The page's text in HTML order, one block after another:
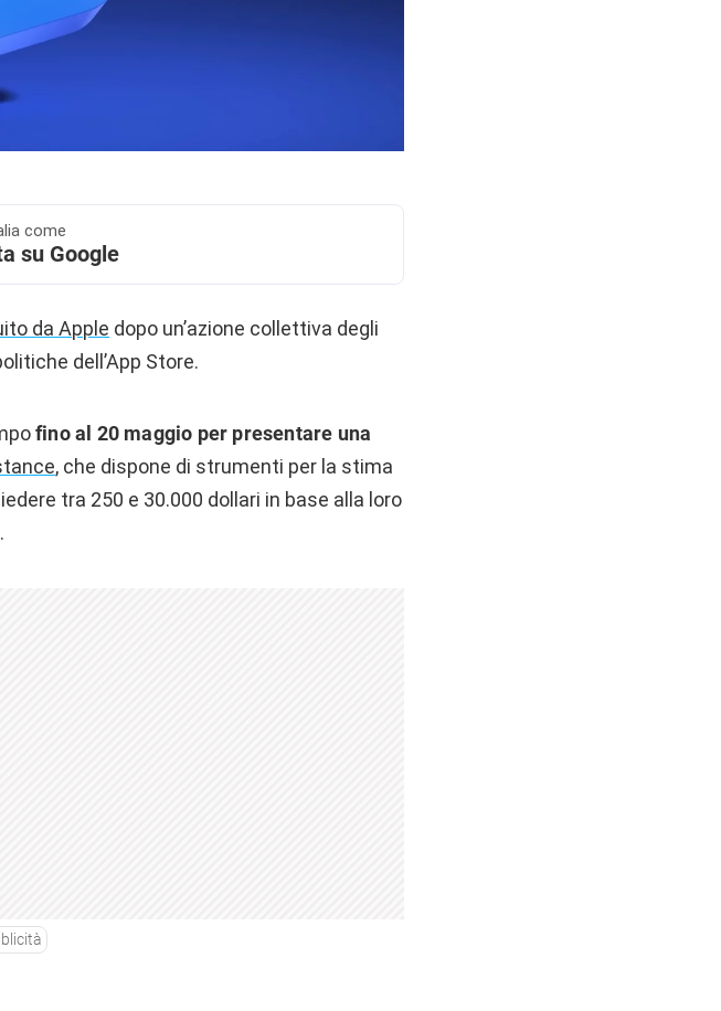
come
su Google
da Apple dopo un’azione collettiva degli
dell’App Store.
fino al 20 maggio per presentare una
, che dispone di strumenti per la stima
tra 250 e 30.000 dollari in base alla loro